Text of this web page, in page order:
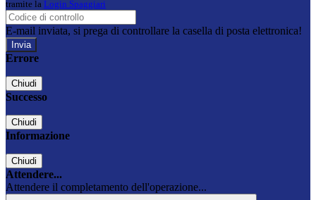
tramite la Login Spaggiari
E-mail inviata, si prega di controllare la casella di posta elettronica!
Errore
Chiudi
Successo
Chiudi
Informazione
Chiudi
Attendere...
Attendere il completamento dell'operazione...